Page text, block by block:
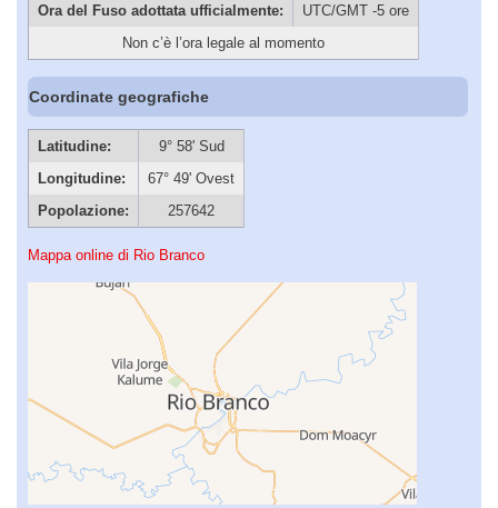
Ora del Fuso adottata ufficialmente:
UTC/GMT -5 ore
Non c’è l’ora legale al momento
Coordinate geografiche
Latitudine:
9° 58' Sud
Longitudine:
67° 49' Ovest
Popolazione:
257642
Mappa online di Rio Branco